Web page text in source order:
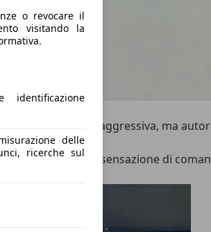
o revocare il
visitando la
delle
ricerche sul
Non è aggressiva, ma
la sensazione di